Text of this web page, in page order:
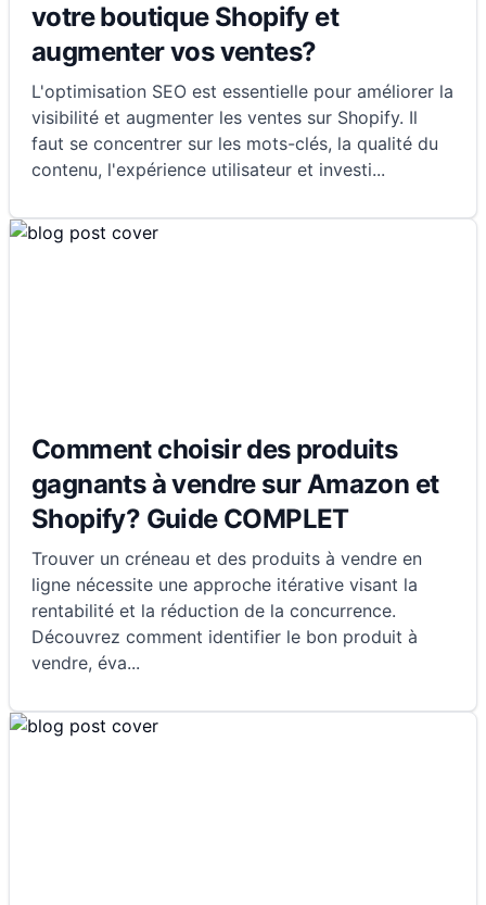
votre boutique Shopify et
augmenter vos ventes?
L'optimisation SEO est essentielle pour améliorer la
visibilité et augmenter les ventes sur Shopify. Il
faut se concentrer sur les mots-clés, la qualité du
contenu, l'expérience utilisateur et investi...
Comment choisir des produits
gagnants à vendre sur Amazon et
Shopify? Guide COMPLET
Trouver un créneau et des produits à vendre en
ligne nécessite une approche itérative visant la
rentabilité et la réduction de la concurrence.
Découvrez comment identifier le bon produit à
vendre, éva...